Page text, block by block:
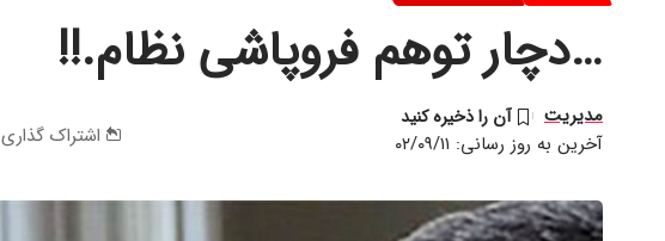
…دچار توهم فروپاشی نظام.!!
آخرین به روز رسانی: ۰۲/۰۹/۱۱
مدیریت
اشتراک گذاری